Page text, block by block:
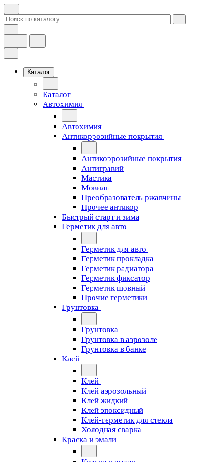
Каталог
Каталог
Автохимия
Автохимия
Антикоррозийные покрытия
Антикоррозийные покрытия
Антигравий
Мастика
Мовиль
Преобразователь ржавчины
Прочее антикор
Быстрый старт и зима
Герметик для авто
Герметик для авто
Герметик прокладка
Герметик радиатора
Герметик фиксатор
Герметик шовный
Прочие герметики
Грунтовка
Грунтовка
Грунтовка в аэрозоле
Грунтовка в банке
Клей
Клей
Клей аэрозольный
Клей жидкий
Клей эпоксидный
Клей-герметик для стекла
Холодная сварка
Краска и эмали